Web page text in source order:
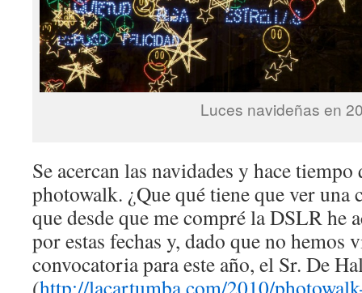
Luces navideñas en
Se acercan las navidades y hace
photowalk. ¿Que qué tiene que ver una
que desde que me compré la DSLR he
por estas fechas y, dado que no hemos
convocatoria para este año, el Sr. De
(http://lacartumba.com/2010/